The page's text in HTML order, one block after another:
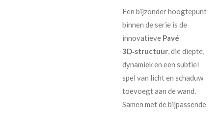
Een bijzonder hoogtepunt
binnen de serie is de
innovatieve Pavé
3D‑structuur, die diepte,
dynamiek en een subtiel
spel van licht en schaduw
toevoegt aan de wand.
Samen met de bijpassende